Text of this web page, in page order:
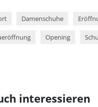
Damenschuhe
Opening
interessieren